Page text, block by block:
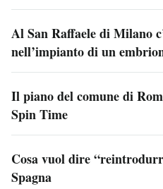
Al San Raffaele di Milano
nell’impianto di un
Il piano del comune di
Spin Time
Cosa vuol dire
Spagna